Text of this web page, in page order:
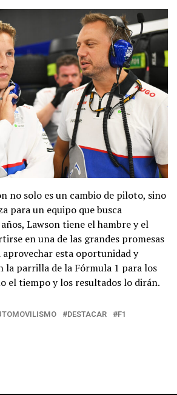
no solo es un cambio de piloto, sino
para un equipo que busca
Lawson tiene el hambre y el
en una de las grandes promesas
aprovechar esta oportunidad y
la parrilla de la Fórmula 1 para los
el tiempo y los resultados lo dirán.
DESTACAR F1